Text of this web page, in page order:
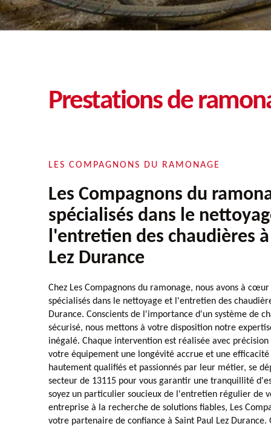
Prestations de
LES COMPAGNONS DU RAMONAGE
Les Compagnons du
spécialisés dans le
l'entretien des chaudières
Lez Durance
Chez Les Compagnons du ramonage, nous avons à
spécialisés dans le nettoyage et l'entretien des
Durance. Conscients de l'importance d'un système de
sécurisé, nous mettons à votre disposition notre
inégalé. Chaque intervention est réalisée avec
votre équipement une longévité accrue et une
hautement qualifiés et passionnés par leur métier, se
secteur de 13115 pour vous garantir une tranquillité
soyez un particulier soucieux de l'entretien régulier de
entreprise à la recherche de solutions fiables, Les
votre partenaire de confiance à Saint Paul Lez